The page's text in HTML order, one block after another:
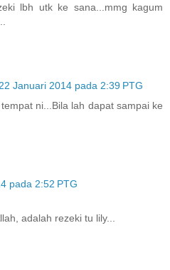
lbh utk ke sana...mmg kagum
22 Januari 2014 pada 2:39 PTG
ni...Bila lah dapat sampai ke
pada 2:52 PTG
adalah rezeki tu lily...